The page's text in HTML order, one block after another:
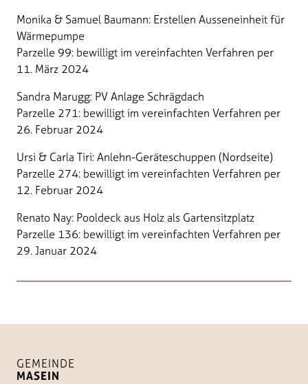
Monika & Samuel Baumann: Erstellen Ausseneinheit für
Wärmepumpe
Parzelle 99: bewilligt im vereinfachten Verfahren per
11. März 2024
Sandra Marugg: PV Anlage Schrägdach
Parzelle 271: bewilligt im vereinfachten Verfahren per
26. Februar 2024
Ursi & Carla Tiri: Anlehn-Geräteschuppen (Nordseite)
Parzelle 274: bewilligt im vereinfachten Verfahren per
12. Februar 2024
Renato Nay: Pooldeck aus Holz als Gartensitzplatz
Parzelle 136: bewilligt im vereinfachten Verfahren per
29. Januar 2024
GEMEINDE
MASEIN